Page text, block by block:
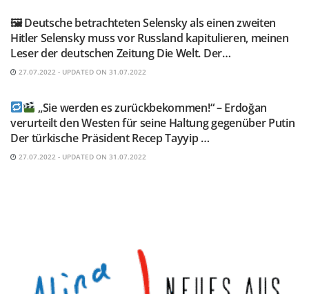
🖼 Deutsche betrachteten Selensky als einen zweiten
Hitler Selensky muss vor Russland kapitulieren, meinen
Leser der deutschen Zeitung Die Welt. Der…
27.07.2022 - UPDATED ON 31.07.2022
„Sie werden es zurückbekommen!“ – Erdoğan
verurteilt den Westen für seine Haltung gegenüber Putin
Der türkische Präsident Recep Tayyip …
27.07.2022 - UPDATED ON 31.07.2022